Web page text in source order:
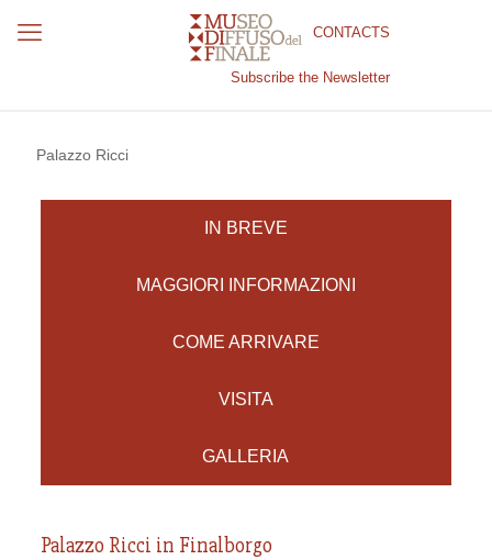
CONTACTS
Subscribe the Newsletter
Palazzo Ricci
IN BREVE
MAGGIORI INFORMAZIONI
COME ARRIVARE
VISITA
GALLERIA
Palazzo Ricci in Finalborgo